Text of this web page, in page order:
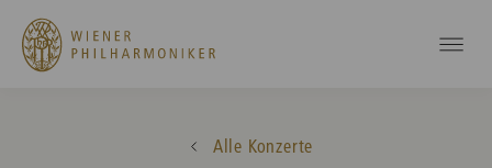
Alle Konzerte